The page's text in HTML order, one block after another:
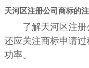
天河区注册公司商标的
了解天河区注
还应关注商标申请
功率。